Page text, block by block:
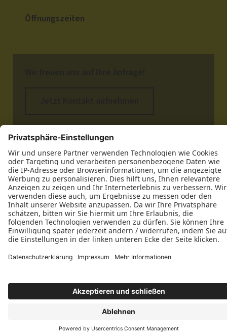
Öffnungszeiten
Datenschutz Impressum
Kontakt
Thelen Tischlermeister GbR © 2026